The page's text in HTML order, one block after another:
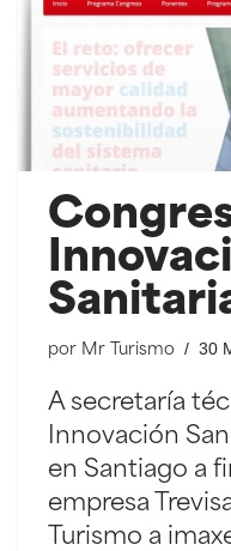
por Mr Turismo 30
A secretaría
Innovación
en Santiago a
empresa
Turismo a